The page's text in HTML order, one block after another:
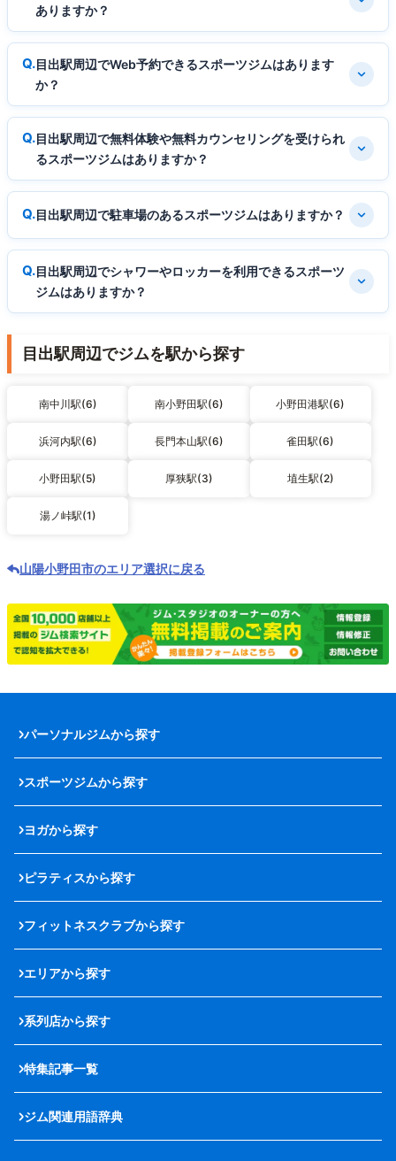
ありますか？
目出駅周辺でWeb予約できるスポーツジムはあります
か？
目出駅周辺で無料体験や無料カウンセリングを受けられ
るスポーツジムはありますか？
目出駅周辺で駐車場のあるスポーツジムはありますか？
目出駅周辺でシャワーやロッカーを利用できるスポーツ
ジムはありますか？
目出駅周辺でジムを駅から探す
南中川駅(6) 南小野田駅(6) 小野田港駅(6)
浜河内駅(6) 長門本山駅(6) 雀田駅(6)
小野田駅(5) 厚狭駅(3) 埴生駅(2)
湯ノ峠駅(1)
山陽小野田市のエリア選択に戻る
パーソナルジムから探す
スポーツジムから探す
ヨガから探す
ピラティスから探す
フィットネスクラブから探す
エリアから探す
系列店から探す
特集記事一覧
ジム関連用語辞典